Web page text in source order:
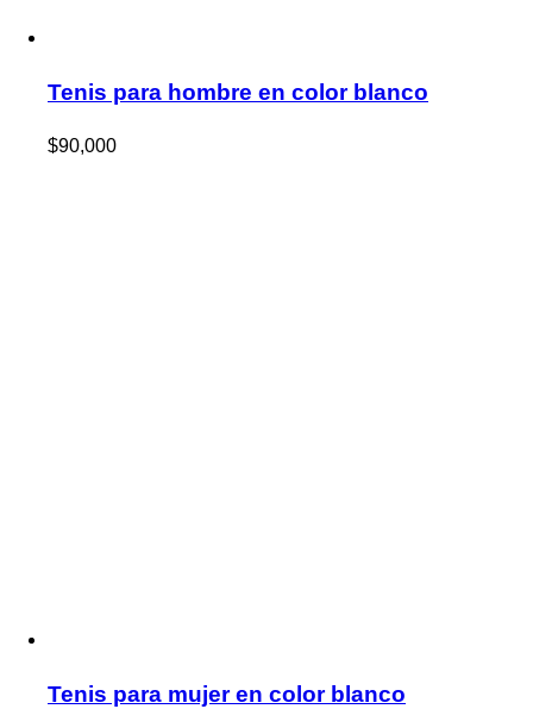
Tenis para hombre en color blanco
$90,000
Tenis para mujer en color blanco